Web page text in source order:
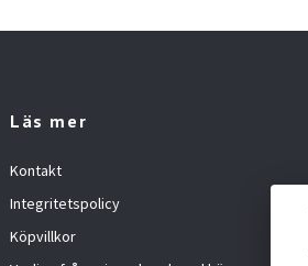
Läs mer
Kontakt
Integritetspolicy
Köpvillkor